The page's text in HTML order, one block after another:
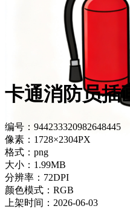
卡通消防员插画
编号：944233320982648445
像素：1728×2304PX
格式：png
大小：1.99MB
分辨率：72DPI
颜色模式：RGB
上架时间：2026-06-03